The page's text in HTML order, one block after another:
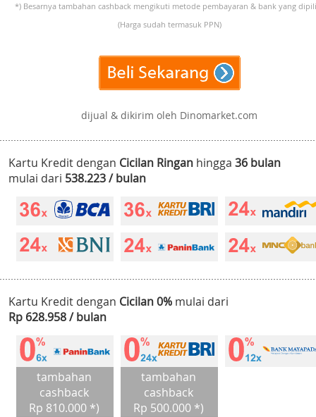
*) Besarnya tambahan cashback mengikuti metode pembayaran & bank yang
(Harga sudah termasuk PPN)
dijual & dikirim oleh Dinomarket.com
Kartu Kredit dengan Cicilan Ringan hingga 36 bulan
mulai dari 538.223 / bulan
Kartu Kredit dengan Cicilan 0% mulai dari
Rp 628.958 / bulan
tambahan
cashback
Rp 810.000 *)
tambahan
cashback
Rp 500.000 *)